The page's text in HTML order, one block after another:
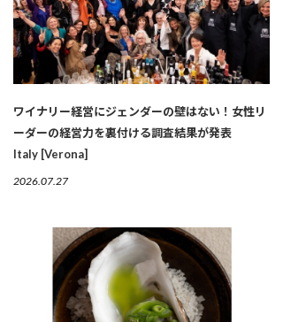
ワイナリー経営にジェンダーの壁はない！女性リ
ーダーの経営力を裏付ける調査結果が発表
Italy [Verona]
2026.07.27